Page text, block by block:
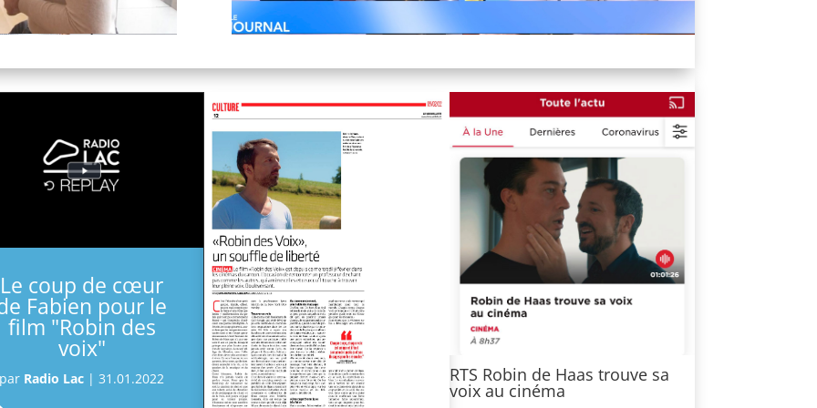
Le coup de cœur
Fabien pour le
film "Robin des
voix"
par Radio Lac |31.01.2022 RTS Robin de Haas trouve sa
voix au cinéma